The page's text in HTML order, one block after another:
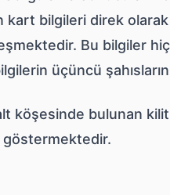
kart bilgileri direk
Bu bilgiler
üçüncü
köşesinde bulunan
göstermektedir.